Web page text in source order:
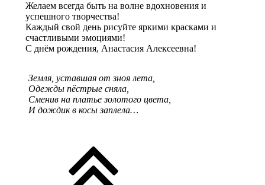
Желаем всегда быть на волне вдохновения и
успешного творчества!
Каждый свой день рисуйте яркими красками и
счастливыми эмоциями!
С днём рождения, Анастасия Алексеевна!
Земля, уставшая от зноя лета,
Одежды пёстрые сняла,
Сменив на платье золотого цвета,
И дождик в косы заплела…